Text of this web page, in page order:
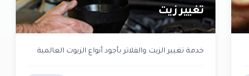
تغيير زيت
خدمة تغيير الزيت والفلاتر بأجود أنواع الزيوت العالمية